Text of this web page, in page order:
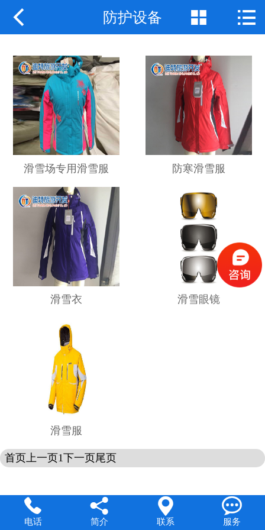
网站首页
产品中心
新闻动态
应用案例
联系我们
 防护设备  
滑雪场专用滑雪服 防寒滑雪服
滑雪衣 滑雪眼镜
滑雪服
首页 上一页1下一页尾页

电话

简介

联系

服务